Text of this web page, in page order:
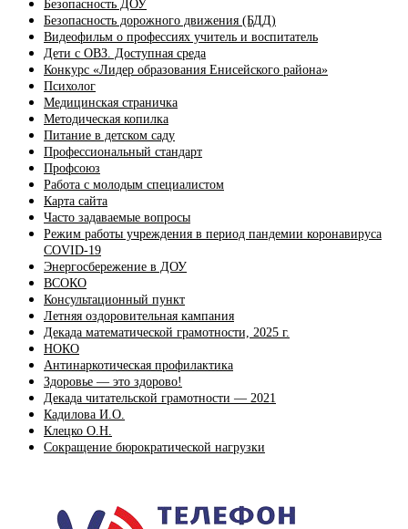
Безопасность ДОУ
Безопасность дорожного движения (БДД)
Видеофильм о профессиях учитель и воспитатель
Дети с ОВЗ. Доступная среда
Конкурс «Лидер образования Енисейского района»
Психолог
Медицинская страничка
Методическая копилка
Питание в детском саду
Профессиональный стандарт
Профсоюз
Работа с молодым специалистом
Карта сайта
Часто задаваемые вопросы
Режим работы учреждения в период пандемии коронавируса
COVID-19
Энергосбережение в ДОУ
ВСОКО
Консультационный пункт
Летняя оздоровительная кампания
Декада математической грамотности, 2025 г.
НОКО
Антинаркотическая профилактика
Здоровье — это здорово!
Декада читательской грамотности — 2021
Кадилова И.О.
Клецко О.Н.
Сокращение бюрократической нагрузки